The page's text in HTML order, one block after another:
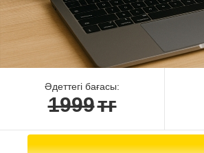
Әдеттегі бағасы:
1999тг